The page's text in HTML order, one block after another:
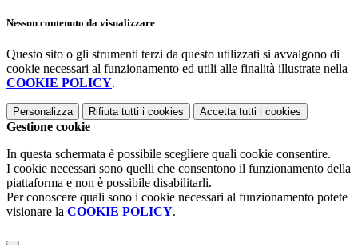
Nessun contenuto da visualizzare
Questo sito o gli strumenti terzi da questo utilizzati si avvalgono di
cookie necessari al funzionamento ed utili alle finalità illustrate nella
COOKIE POLICY.
Personalizza Rifiuta tutti i cookies Accetta tutti i cookies
Gestione cookie
In questa schermata è possibile scegliere quali cookie consentire.
I cookie necessari sono quelli che consentono il funzionamento della
piattaforma e non è possibile disabilitarli.
Per conoscere quali sono i cookie necessari al funzionamento potete
visionare la COOKIE POLICY.